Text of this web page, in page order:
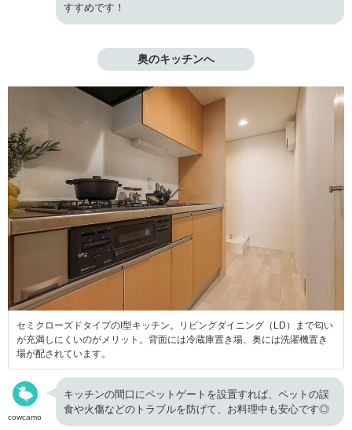
すすめです！
奥のキッチンへ
セミクローズドタイプのI型キッチン。リビングダイニング（LD）まで匂い
が充満しにくいのがメリット。背面には冷蔵庫置き場、奥には洗濯機置き
場が配されています。
cowcamo
キッチンの間口にペットゲートを設置すれば、ペットの誤
食や火傷などのトラブルを防げて、お料理中も安心です◎